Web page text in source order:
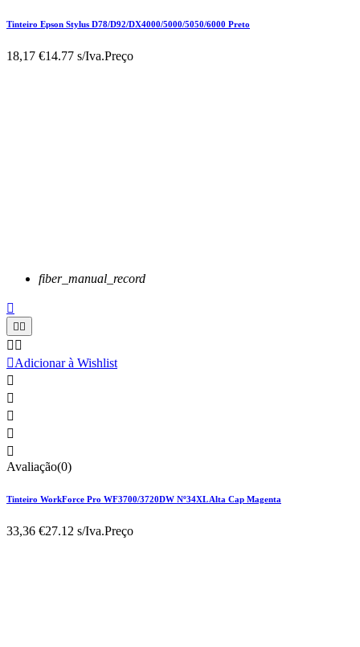
Tinteiro Epson Stylus D78/D92/DX4000/5000/5050/6000 Preto
18,17 €14.77 s/Iva.Preço
fiber_manual_record

 
 
Adicionar à Wishlist





Avaliação(0)
Tinteiro WorkForce Pro WF3700/3720DW Nº34XL Alta Cap Magenta
33,36 €27.12 s/Iva.Preço